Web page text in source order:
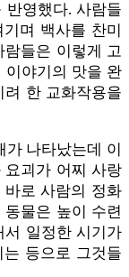
반영했다. 사람들
며 백사를 찬미
들은 이렇게 고
이야기의 맛을 완
려 한 교화작용을
나타났는데 이
요괴가 어찌 사랑
로 사람의 정화
물은 높이 수련
서 일정한 시기가
등으로 그것들